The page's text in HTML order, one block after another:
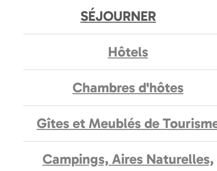
SÉJOURNER
Hôtels
Chambres d'hôtes
Gîtes et Meublés de
Campings, Aires Naturelles,